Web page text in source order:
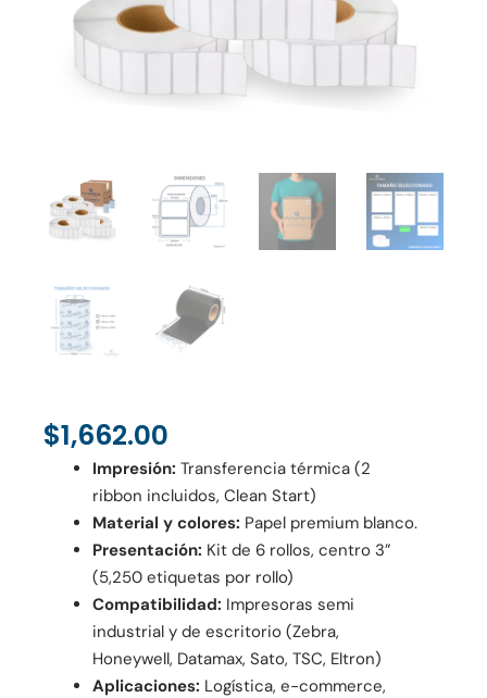
$1,662.00
Impresión: Transferencia térmica (2
ribbon incluidos, Clean Start)
Material y colores: Papel premium blanco.
Presentación: Kit de 6 rollos, centro 3”
(5,250 etiquetas por rollo)
Compatibilidad: Impresoras semi
industrial y de escritorio (Zebra,
Honeywell, Datamax, Sato, TSC, Eltron)
Aplicaciones: Logística, e-commerce,